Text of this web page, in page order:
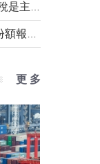
更 多